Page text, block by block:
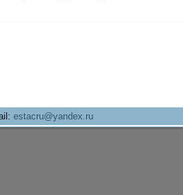
estacru@yandex.ru